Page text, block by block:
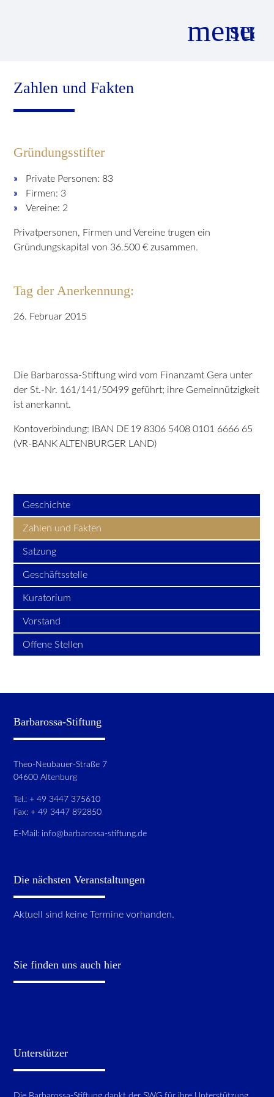
menu
Suchbegriffe
Zahlen und Fakten
Gründungsstifter
Private Personen: 83
Firmen: 3
Vereine: 2
Privatpersonen, Firmen und Vereine trugen ein
Gründungskapital von 36.500 € zusammen.
Tag der Anerkennung:
26. Februar 2015
Die Barbarossa-Stiftung wird vom Finanzamt Gera unter
der St.-Nr. 161/141/50499 geführt; ihre Gemeinnützigkeit
ist anerkannt.
Kontoverbindung: IBAN DE 19 8306 5408 0101 6666 65
(VR-BANK ALTENBURGER LAND)
Geschichte
Zahlen und Fakten
Satzung
Geschäftsstelle
Kuratorium
Vorstand
Offene Stellen
Barbarossa-Stiftung
Theo-Neubauer-Straße 7
04600 Altenburg
Tel.: + 49 3447 375610
Fax: + 49 3447 892850
E-Mail: info@barbarossa-stiftung.de
Die nächsten Veranstaltungen
Aktuell sind keine Termine vorhanden.
Sie finden uns auch hier
Unterstützer